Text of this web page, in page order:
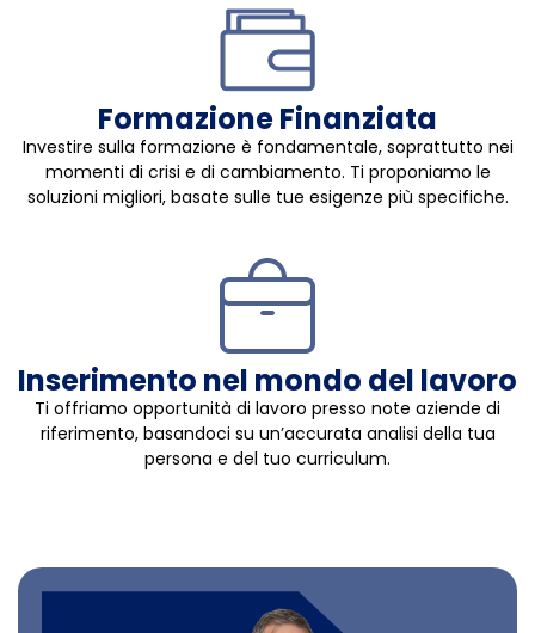
Formazione Finanziata
Investire sulla formazione è fondamentale, soprattutto nei
momenti di crisi e di cambiamento. Ti proponiamo le
soluzioni migliori, basate sulle tue esigenze più specifiche.
Inserimento nel mondo del lavoro
Ti offriamo opportunità di lavoro presso note aziende di
riferimento, basandoci su un’accurata analisi della tua
persona e del tuo curriculum.